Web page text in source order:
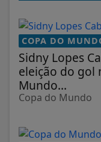
COPA DO
Sidny Lopes
eleição do gol
Mundo...
Copa do Mundo